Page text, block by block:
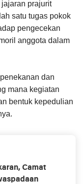
prajurit
satu tugas pokok
pengecekan
anggota dalam
dan
mana kegiatan
bentuk kepedulian
Camat